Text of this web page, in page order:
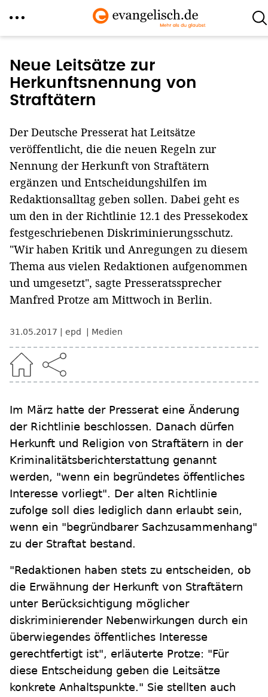
zum
Inhalt
Neue Leitsätze zur
Herkunftsnennung von
Straftätern
Der Deutsche Presserat hat Leitsätze
veröffentlicht, die die neuen Regeln zur
Nennung der Herkunft von Straftätern
ergänzen und Entscheidungshilfen im
Redaktionsalltag geben sollen. Dabei geht es
um den in der Richtlinie 12.1 des Pressekodex
festgeschriebenen Diskriminierungsschutz.
"Wir haben Kritik und Anregungen zu diesem
Thema aus vielen Redaktionen aufgenommen
und umgesetzt", sagte Presseratssprecher
Manfred Protze am Mittwoch in Berlin.
31.05.2017 epd Medien
Im März hatte der Presserat eine Änderung
der Richtlinie beschlossen. Danach dürfen
Herkunft und Religion von Straftätern in der
Kriminalitätsberichterstattung genannt
werden, "wenn ein begründetes öffentliches
Interesse vorliegt". Der alten Richtlinie
zufolge soll dies lediglich dann erlaubt sein,
wenn ein "begründbarer Sachzusammenhang"
zu der Straftat bestand.
"Redaktionen haben stets zu entscheiden, ob
die Erwähnung der Herkunft von Straftätern
unter Berücksichtigung möglicher
diskriminierender Nebenwirkungen durch ein
überwiegendes öffentliches Interesse
gerechtfertigt ist", erläuterte Protze: "Für
diese Entscheidung geben die Leitsätze
konkrete Anhaltspunkte." Sie stellten auch